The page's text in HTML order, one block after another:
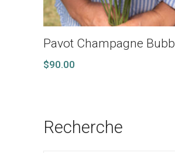
Pavot Champagne
$90.00
Recherche